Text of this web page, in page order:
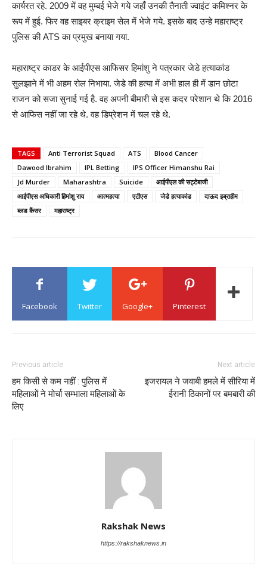
कार्यरत रहे. 2009 में वह मुम्बई भेजे गये जहाँ उनकी तैनाती ज्वाइंट कमिश्नर के
रूप में हुई. फिर वह साइबर क्राइम सेल में भेजे गये. इसके बाद उन्हे महाराष्ट्र
पुलिस की ATS का प्रमुख बनाया गया.
महाराष्ट्र काडर के आईपीएस आफिसर हिमांशु ने पत्रकार जेडे हत्याकांड
सुलझाने में भी अहम रोल निभाया. जेडे की हत्या में अभी हाल ही में डान छोटा
राजन को सजा सुनाई गई है. वह अपनी बीमारी से इस कदर परेशान थे कि 2016
से आफिस नहीं जा रहे थे. वह डिप्रेशन में चल रहे थे.
TAGS Anti Terrorist Squad ATS
Blood Cancer
Dawood Ibrahim
IPL Betting
IPS Officer Himanshu Rai
Jd Murder
Maharashtra Suicide
आईपीएल की सट्टेबाजी
आईपीएस अधिकारी हिमांशु राय
आत्महत्या एटीएस जेडे हत्याकांड
दाऊद इब्राहीम
ब्लड कैंसर
महाराष्ट्र
Facebook Twitter Google+ Pinterest
Previous article
हम किसी से कम नहीं : पुलिस में
महिलाओं ने मोर्चा सम्भाला महिलाओं के
लिए
Next article
इजरायल ने जवाबी हमले में सीरिया में
ईरानी ठिकानों पर बमबारी की
Rakshak News
https://rakshaknews.in